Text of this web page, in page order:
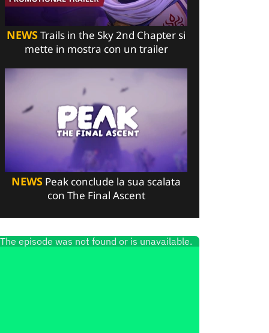
NEWSTrails in the Sky 2nd Chapter si
mette in mostra con un trailer
NEWS Peak conclude la sua scalata
con The Final Ascent